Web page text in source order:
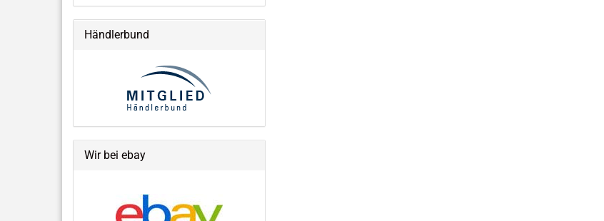
Händlerbund
Wir bei ebay